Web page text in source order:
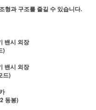
형과 구조를 즐길 수 있습니다.
밴시 외장
)
밴시 외장
드)
동봉)